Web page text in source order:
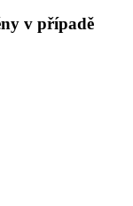
v případě